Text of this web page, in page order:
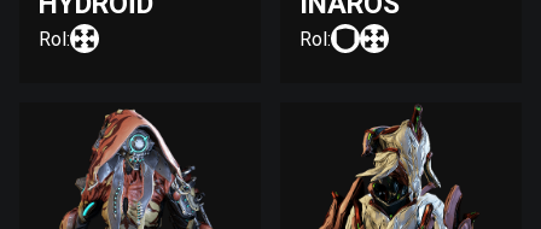
Rol: Rol: